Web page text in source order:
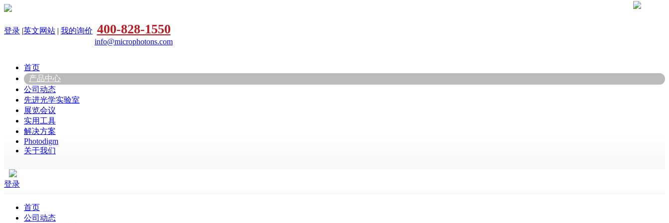
登录 |英文网站 | 我的询价 400-828-1550
info@microphotons.com
首页
产品中心
公司动态
先进光学实验室
展览会议
实用工具
解决方案
Photodigm
关于我们
登录
首页
公司动态